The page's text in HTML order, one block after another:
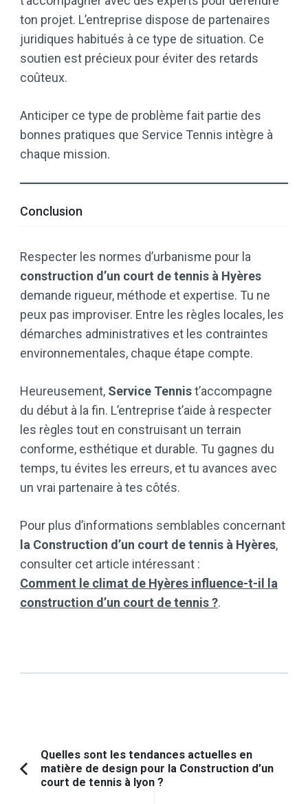
ton projet. L’entreprise dispose de partenaires
juridiques habitués à ce type de situation. Ce
soutien est précieux pour éviter des retards
coûteux.
Anticiper ce type de problème fait partie des
bonnes pratiques que Service Tennis intègre à
chaque mission.
Conclusion
Respecter les normes d’urbanisme pour la
construction d’un court de tennis à Hyères
demande rigueur, méthode et expertise. Tu ne
peux pas improviser. Entre les règles locales, les
démarches administratives et les contraintes
environnementales, chaque étape compte.
Heureusement, Service Tennist’accompagne
du début à la fin. L’entreprise t’aide à respecter
les règles tout en construisant un terrain
conforme, esthétique et durable. Tu gagnes du
temps, tu évites les erreurs, et tu avances avec
un vrai partenaire à tes côtés.
Pour plus d’informations semblables concernant
la Construction d’un court de tennis à Hyères,
consulter cet article intéressant :
Comment le climat de Hyères influence-t-il la
construction d’un court de tennis ?.
Navigation
d'article
Article
Quelles sont les tendances actuelles en
matière de design pour la Construction d’un
court de tennis à lyon ?